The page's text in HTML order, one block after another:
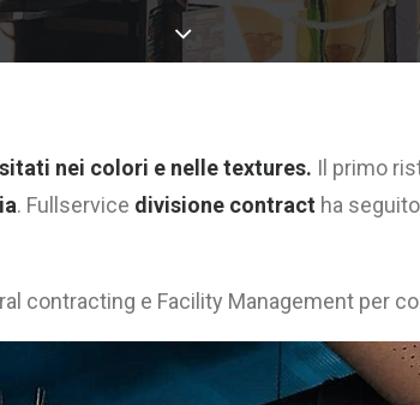
nei colori e nelle textures. Il primo
. Fullservice divisione contract ha
contracting e Facility Management per